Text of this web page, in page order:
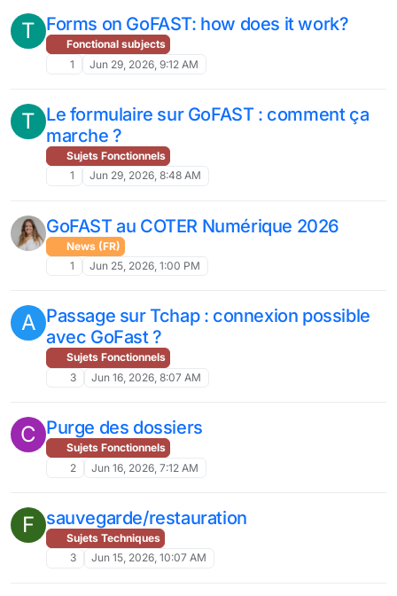
T Forms on GoFAST: how does it work?
Fonctional subjects
1
Jun 29, 2026, 9:12 AM
T Le formulaire sur GoFAST : comment ça
marche ?
Sujets Fonctionnels
1
Jun 29, 2026, 8:48 AM
GoFAST au COTER Numérique 2026
News (FR)
1
Jun 25, 2026, 1:00 PM
A Passage sur Tchap : connexion possible
avec GoFast ?
Sujets Fonctionnels
3
Jun 16, 2026, 8:07 AM
C Purge des dossiers
Sujets Fonctionnels
2
Jun 16, 2026, 7:12 AM
F sauvegarde/restauration
Sujets Techniques
3
Jun 15, 2026, 10:07 AM